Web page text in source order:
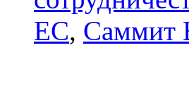
ЕС, Саммит